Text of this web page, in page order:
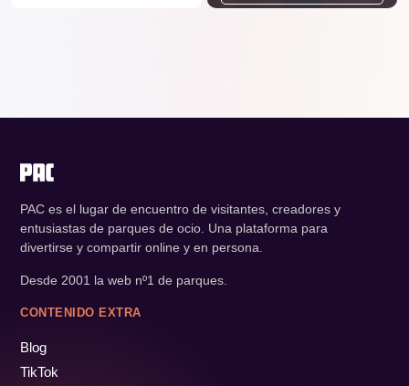
PAC es el lugar de encuentro de visitantes, creadores y
entusiastas de parques de ocio. Una plataforma para
divertirse y compartir online y en persona.
Desde 2001 la web nº1 de parques.
CONTENIDO EXTRA
Blog
TikTok